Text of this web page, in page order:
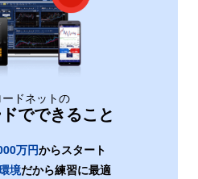
ドネットの
でできること
万円からスタート
境だから練習に最適